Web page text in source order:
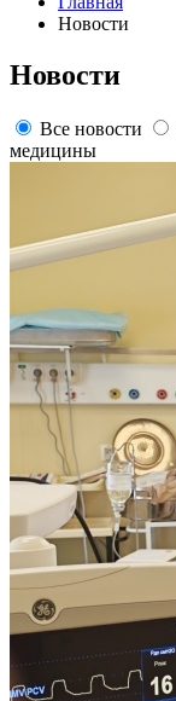
Новости
Новости
Все новости
медицины